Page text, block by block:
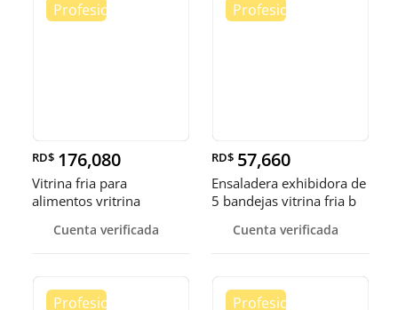
RD$ 176,080
Vitrina fria para
alimentos vritrina
Cuenta verificada
RD$ 57,660
Ensaladera exhibidora de
5 bandejas vitrina fria b
Cuenta verificada